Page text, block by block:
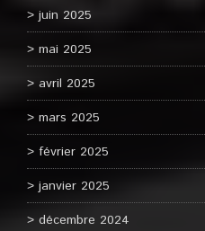
juin 2025
mai 2025
avril 2025
mars 2025
février 2025
janvier 2025
décembre 2024